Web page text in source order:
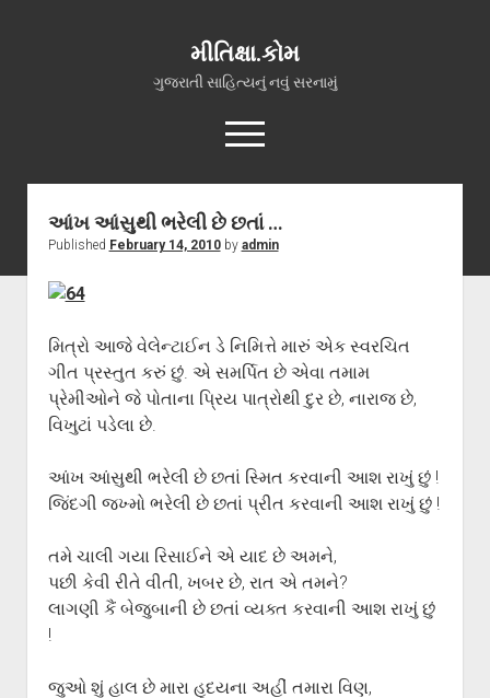
મીતિક્ષા.કોમ
ગુજરાતી સાહિત્યનું નવું સરનામું
open
menu
facebook
youtubehello@mitixa.com
સ્વાગત
ગુજરાતી ગઝલો
ગીત, પ્રાર્થના અને ભજન
dropdown
menu
ગુજરાતી સાહિત્ય-જગત
સર્જકોને સલામ
આપની રચનાઓ
આંખ આંસુથી ભરેલી છે છતાં …
Published February 14, 2010by admin
મિત્રો આજે વેલેન્ટાઈન ડે નિમિત્તે મારું એક સ્વરચિત
ગીત પ્રસ્તુત કરું છું. એ સમર્પિત છે એવા તમામ
પ્રેમીઓને જે પોતાના પ્રિય પાત્રોથી દુર છે, નારાજ છે,
વિખુટાં પડેલા છે.
આંખ આંસુથી ભરેલી છે છતાં સ્મિત કરવાની આશ રાખું છું !
જિંદગી જખ્મો ભરેલી છે છતાં પ્રીત કરવાની આશ રાખું છું !
તમે ચાલી ગયા રિસાઈને એ યાદ છે અમને,
પછી કેવી રીતે વીતી, ખબર છે, રાત એ તમને?
લાગણી કૈં બેજુબાની છે છતાં વ્યક્ત કરવાની આશ રાખું છું
!
જુઓ શું હાલ છે મારા હૃદયના અહીં તમારા વિણ,